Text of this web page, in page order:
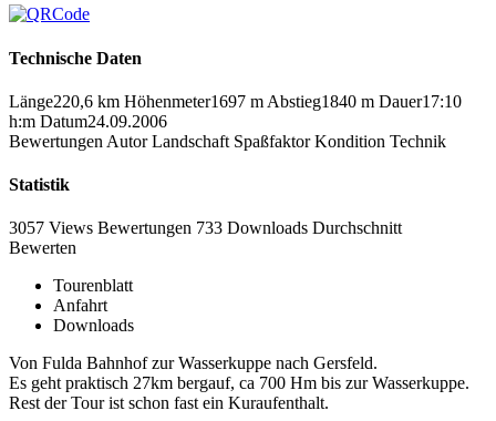
Technische Daten
Länge220,6 km Höhenmeter1697 m Abstieg1840 m Dauer17:10
h:m Datum24.09.2006
Bewertungen Autor Landschaft Spaßfaktor Kondition Technik
Statistik
3057 Views Bewertungen 733 Downloads Durchschnitt
Bewerten
Tourenblatt
Anfahrt
Downloads
Von Fulda Bahnhof zur Wasserkuppe nach Gersfeld.
Es geht praktisch 27km bergauf, ca 700 Hm bis zur Wasserkuppe.
Rest der Tour ist schon fast ein Kuraufenthalt.